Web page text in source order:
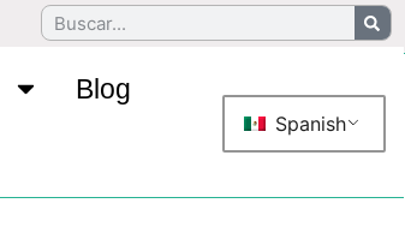
Blog
Spanish